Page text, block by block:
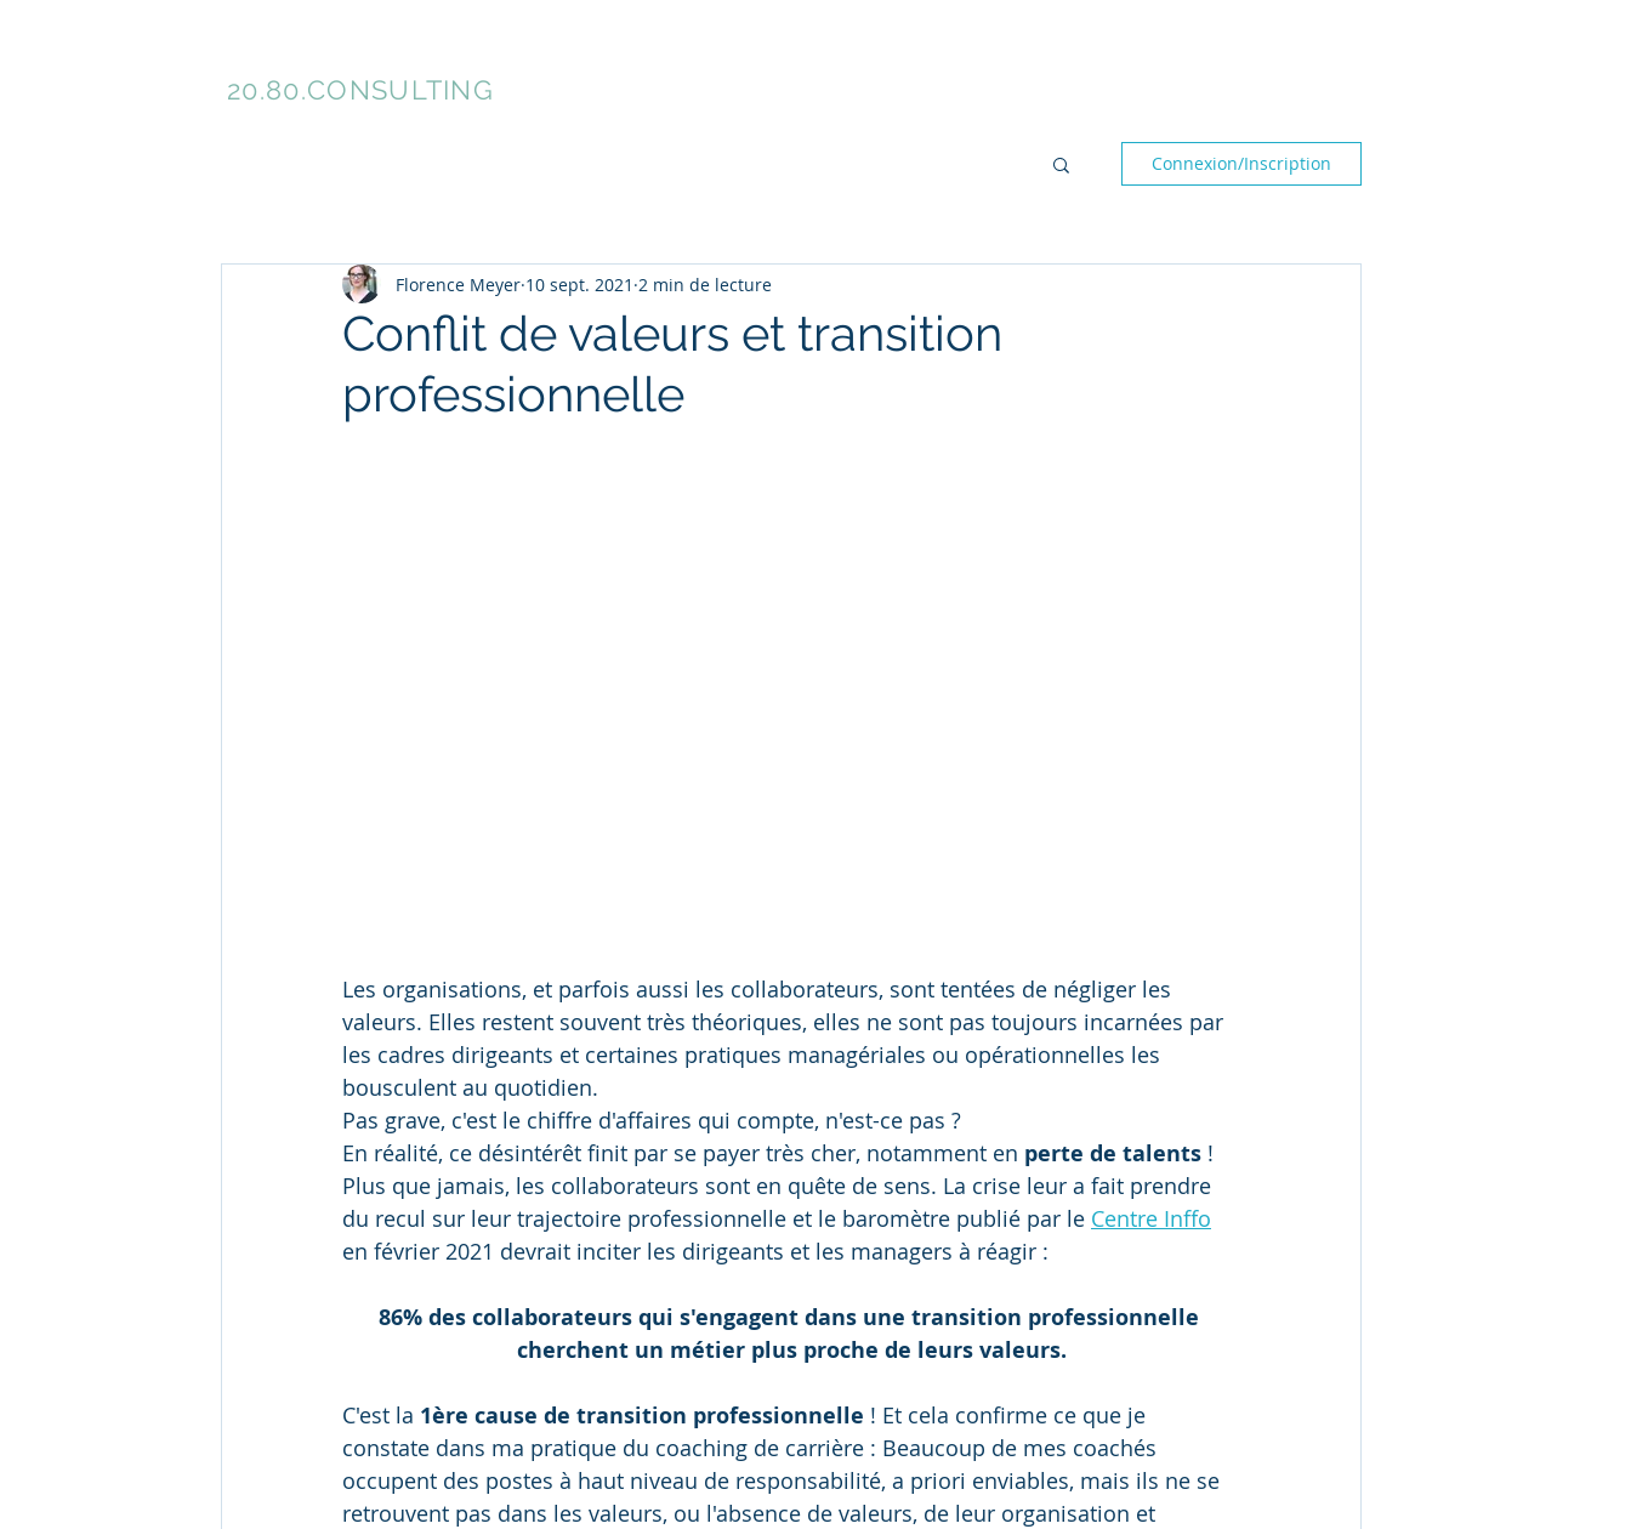
20.80.CONSULTING
Connexion/Inscription
Conflit de valeurs et transition
professionnelle
Florence Meyer 10 sept. 2021 2 min de lecture
Les organisations, et parfois aussi les collaborateurs, sont tentées de négliger les
valeurs. Elles restent souvent très théoriques, elles ne sont pas toujours incarnées par
les cadres dirigeants et certaines pratiques managériales ou opérationnelles les
bousculent au quotidien.
Pas grave, c'est le chiffre d'affaires qui compte, n'est-ce pas ?
En réalité, ce désintérêt finit par se payer très cher, notamment en perte de talents !
Plus que jamais, les collaborateurs sont en quête de sens. La crise leur a fait prendre
du recul sur leur trajectoire professionnelle et le baromètre publié par le Centre Inffo
en février 2021 devrait inciter les dirigeants et les managers à réagir :
86% des collaborateurs qui s'engagent dans une transition professionnelle
cherchent un métier plus proche de leurs valeurs.
C'est la 1ère cause de transition professionnelle ! Et cela confirme ce que je
constate dans ma pratique du coaching de carrière : Beaucoup de mes coachés
occupent des postes à haut niveau de responsabilité, a priori enviables, mais ils ne se
retrouvent pas dans les valeurs, ou l'absence de valeurs, de leur organisation et